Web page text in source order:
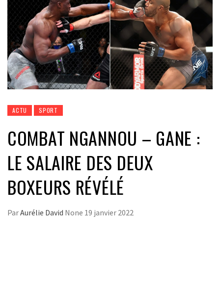
ACTU SPORT
COMBAT NGANNOU – GANE :
LE SALAIRE DES DEUX
BOXEURS RÉVÉLÉ
ParAurélie David None 19 janvier 2022